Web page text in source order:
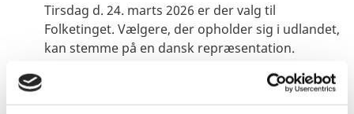
Tirsdag d. 24. marts 2026 er der valg til
Folketinget. Vælgere, der opholder sig i udlandet,
kan stemme på en dansk repræsentation.